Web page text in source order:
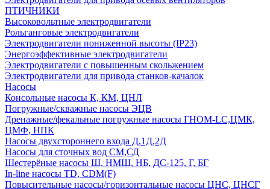
ПТИЧНИКИ
Высоковольтные электродвигатели
Рольганговые электродвигатели
Электродвигатели пониженной высоты (IP23)
Энергоэффективные электродвигатели
Электродвигатели с повышенным скольжением
Электродвигатели для привода станков-качалок
Насосы
Консольные насосы К, КМ, ЦНЛ
Погружные/скважные насосы ЭЦВ
Дренажные/фекальные погружные насосы ГНОМ-LC,ЦМК,
ЦМФ, НПК
Насосы двухстороннего входа Д,1Д,2Д
Насосы для сточных вод СМ,СД
Шестерёные насосы Ш, НМШ, НБ, ДС-125, Г, БГ
In-line насосы TD, CDM(F)
Повысительные насосы/горизонтальные насосы ЦНС, ЦНСГ